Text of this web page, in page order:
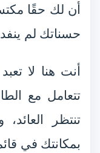
أن لك حقًا
حسناتك لم
أنت هنا لا
تتعامل مع
تنتظر
بمكانتك في